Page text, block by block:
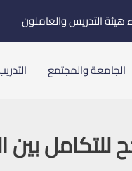
هيئة التدريس والعاملون
الجامعة والمجتمع
بين